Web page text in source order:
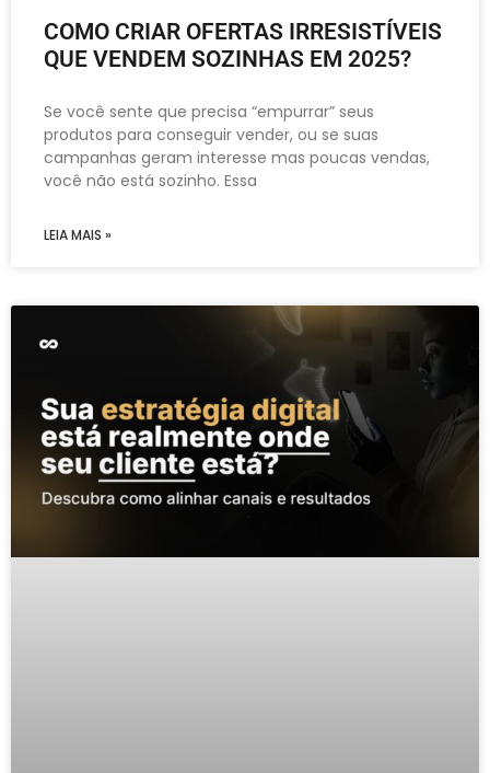
COMO CRIAR OFERTAS IRRESISTÍVEIS
QUE VENDEM SOZINHAS EM 2025?
Se você sente que precisa “empurrar” seus
produtos para conseguir vender, ou se suas
campanhas geram interesse mas poucas vendas,
você não está sozinho. Essa
LEIA MAIS »